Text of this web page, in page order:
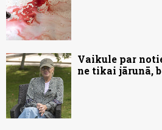
Vaikule par
ne tikai jārunā,